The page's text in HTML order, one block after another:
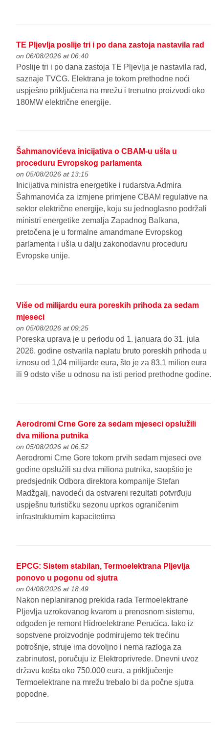
TE Pljevlja poslije tri i po dana zastoja nastavila rad
on 06/08/2026 at 06:40
Poslije tri i po dana zastoja TE Pljevlja je nastavila rad,
saznaje TVCG. Elektrana je tokom prethodne noći
uspješno priključena na mrežu i trenutno proizvodi oko
180MW električne energije.
Šahmanovićeva inicijativa o CBAM-u ušla u
proceduru Evropskog parlamenta
on 05/08/2026 at 13:15
Inicijativa ministra energetike i rudarstva Admira
Šahmanovića za izmjene primjene CBAM regulative na
sektor električne energije, koju su jednoglasno podržali
ministri energetike zemalja Zapadnog Balkana,
pretočena je u formalne amandmane Evropskog
parlamenta i ušla u dalju zakonodavnu proceduru
Evropske unije.
Više od milijardu eura poreskih prihoda za sedam
mjeseci
on 05/08/2026 at 09:25
Poreska uprava je u periodu od 1. januara do 31. jula
2026. godine ostvarila naplatu bruto poreskih prihoda u
iznosu od 1,04 milijarde eura, što je za 83,1 milion eura
ili 9 odsto više u odnosu na isti period prethodne godine.
Aerodromi Crne Gore za sedam mjeseci opslužili
dva miliona putnika
on 05/08/2026 at 06:52
Aerodromi Crne Gore tokom prvih sedam mjeseci ove
godine opslužili su dva miliona putnika, saopštio je
predsjednik Odbora direktora kompanije Stefan
Madžgalj, navodeći da ostvareni rezultati potvrđuju
uspješnu turističku sezonu uprkos ograničenim
infrastrukturnim kapacitetima
EPCG: Sistem stabilan, Termoelektrana Pljevlja
ponovo u pogonu od sjutra
on 04/08/2026 at 18:49
Nakon neplaniranog prekida rada Termoelektrane
Pljevlja uzrokovanog kvarom u prenosnom sistemu,
odgođen je remont Hidroelektrane Perućica. Iako iz
sopstvene proizvodnje podmirujemo tek trećinu
potrošnje, struje ima dovoljno i nema razloga za
zabrinutost, poručuju iz Elektroprivrede. Dnevni uvoz
državu košta oko 750.000 eura, a priključenje
Termoelektrane na mrežu trebalo bi da počne sjutra
popodne.